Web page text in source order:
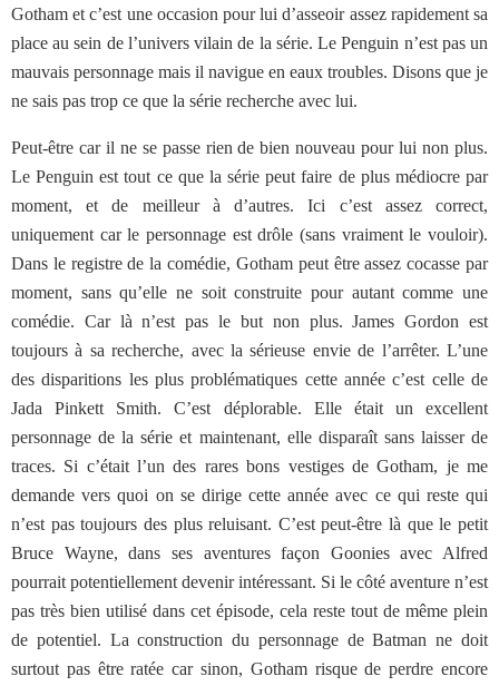
Gotham et c’est une occasion pour lui d’asseoir assez rapidement sa
place au sein de l’univers vilain de la série. Le Penguin n’est pas un
mauvais personnage mais il navigue en eaux troubles. Disons que je
ne sais pas trop ce que la série recherche avec lui.
Peut-être car il ne se passe rien de bien nouveau pour lui non plus.
Le Penguin est tout ce que la série peut faire de plus médiocre par
moment, et de meilleur à d’autres. Ici c’est assez correct,
uniquement car le personnage est drôle (sans vraiment le vouloir).
Dans le registre de la comédie, Gotham peut être assez cocasse par
moment, sans qu’elle ne soit construite pour autant comme une
comédie. Car là n’est pas le but non plus. James Gordon est
toujours à sa recherche, avec la sérieuse envie de l’arrêter. L’une
des disparitions les plus problématiques cette année c’est celle de
Jada Pinkett Smith. C’est déplorable. Elle était un excellent
personnage de la série et maintenant, elle disparaît sans laisser de
traces. Si c’était l’un des rares bons vestiges de Gotham, je me
demande vers quoi on se dirige cette année avec ce qui reste qui
n’est pas toujours des plus reluisant. C’est peut-être là que le petit
Bruce Wayne, dans ses aventures façon Goonies avec Alfred
pourrait potentiellement devenir intéressant. Si le côté aventure n’est
pas très bien utilisé dans cet épisode, cela reste tout de même plein
de potentiel. La construction du personnage de Batman ne doit
surtout pas être ratée car sinon, Gotham risque de perdre encore